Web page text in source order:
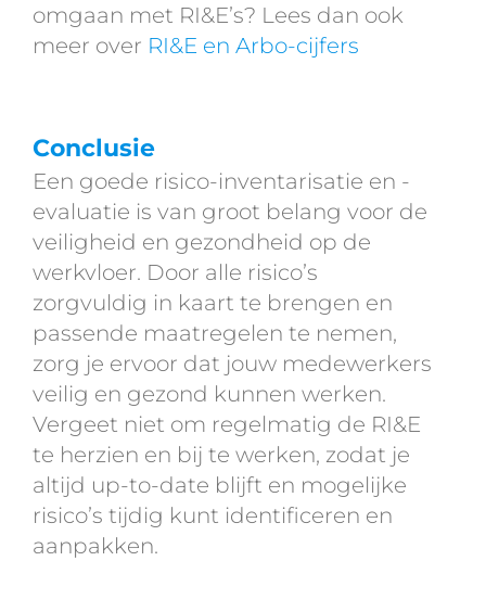
omgaan met RI&E’s? Lees dan ook
meer over RI&E en Arbo-cijfers
Conclusie
Een goede risico-inventarisatie en -
evaluatie is van groot belang voor de
veiligheid en gezondheid op de
werkvloer. Door alle risico’s
zorgvuldig in kaart te brengen en
passende maatregelen te nemen,
zorg je ervoor dat jouw medewerkers
veilig en gezond kunnen werken.
Vergeet niet om regelmatig de RI&E
te herzien en bij te werken, zodat je
altijd up-to-date blijft en mogelijke
risico’s tijdig kunt identificeren en
aanpakken.